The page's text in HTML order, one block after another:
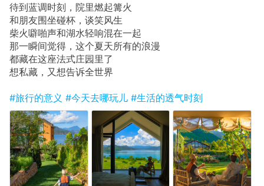
待到蓝调时刻，院里燃起篝火
和朋友围坐碰杯，谈笑风生
柴火噼啪声和湖水轻响混在一起
那一瞬间觉得，这个夏天所有的浪漫
都藏在这座法式庄园里了
想私藏，又想告诉全世界
#旅行的意义 #今天去哪玩儿 #生活的透气时刻